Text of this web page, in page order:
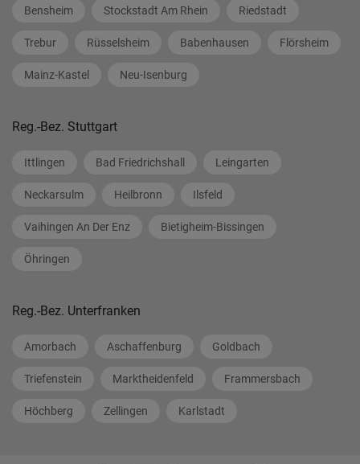
Bensheim Stockstadt Am Rhein Riedstadt
Trebur Rüsselsheim Babenhausen Flörsheim
Mainz-Kastel Neu-Isenburg
Reg.-Bez. Stuttgart
Ittlingen Bad Friedrichshall Leingarten
Neckarsulm Heilbronn Ilsfeld
Vaihingen An Der Enz Bietigheim-Bissingen
Öhringen
Reg.-Bez. Unterfranken
Amorbach Aschaffenburg Goldbach
Triefenstein Marktheidenfeld Frammersbach
Höchberg Zellingen Karlstadt